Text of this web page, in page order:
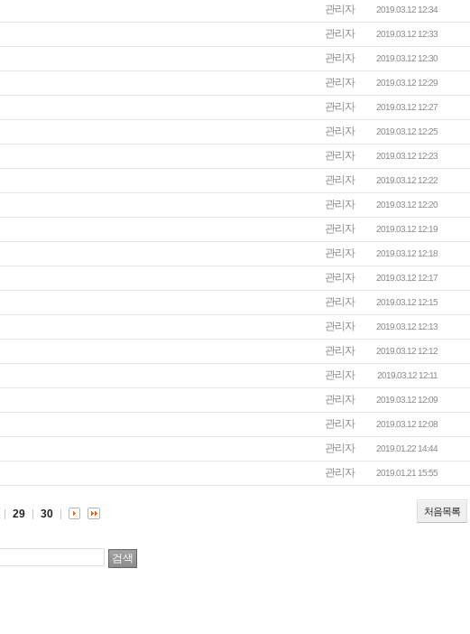
관리자 2019.03.12 12:34
관리자 2019.03.12 12:33
관리자 2019.03.12 12:30
관리자 2019.03.12 12:29
관리자 2019.03.12 12:27
관리자 2019.03.12 12:25
관리자 2019.03.12 12:23
관리자 2019.03.12 12:22
관리자 2019.03.12 12:20
관리자 2019.03.12 12:19
관리자 2019.03.12 12:18
관리자 2019.03.12 12:17
관리자 2019.03.12 12:15
관리자 2019.03.12 12:13
관리자 2019.03.12 12:12
관리자 2019.03.12 12:11
관리자 2019.03.12 12:09
관리자 2019.03.12 12:08
관리자 2019.01.22 14:44
관리자 2019.01.21 15:55
처음목록
29 30